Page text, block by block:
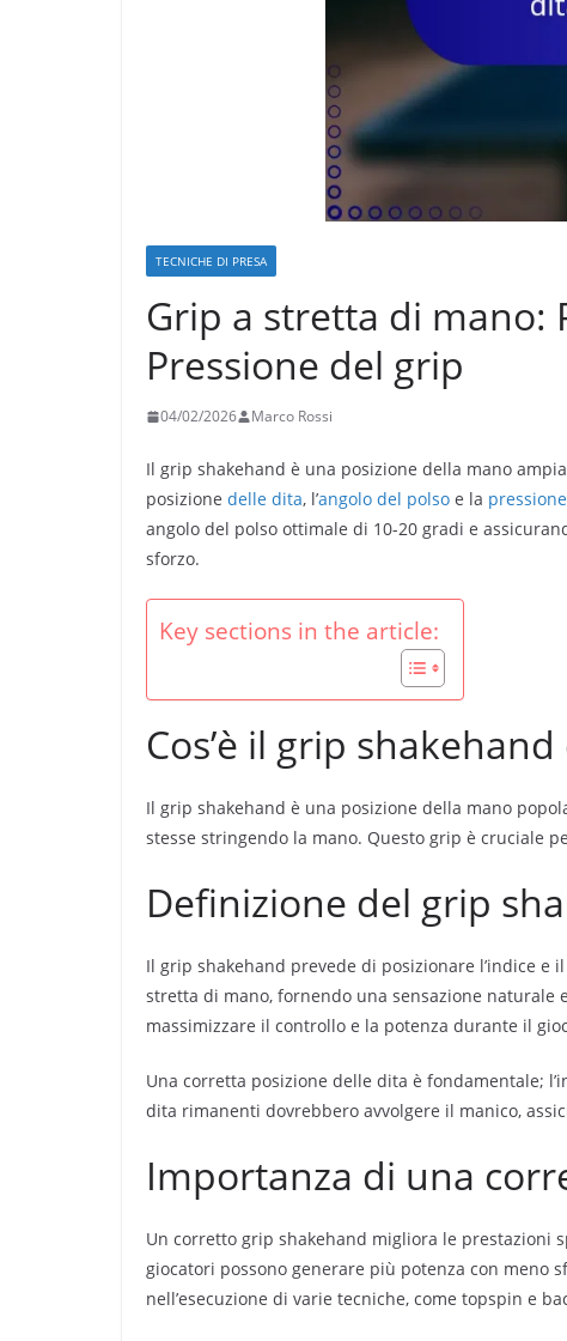
TECNICHE DI PRESA
Grip a stretta di mano:
Pressione del grip
04/02/2026 Marco Rossi
Il grip shakehand è una posizione della mano
posizione delle dita, l’angolo del polso e la
angolo del polso ottimale di 10-20 gradi e
sforzo.
Key sections in the article:
Cos’è il grip
Il grip shakehand è una posizione della mano
stesse stringendo la mano. Questo grip è cruciale
Definizione del grip
Il grip shakehand prevede di posizionare l’indice
stretta di mano, fornendo una sensazione naturale
massimizzare il controllo e la potenza durante il
Una corretta posizione delle dita è fondamentale;
dita rimanenti dovrebbero avvolgere il manico,
Importanza di una
Un corretto grip shakehand migliora le prestazioni
giocatori possono generare più potenza con meno
nell’esecuzione di varie tecniche, come topspin e